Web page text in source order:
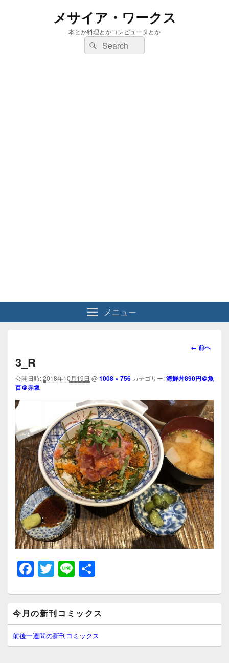
メサイア・ワークス
本とか料理とかコンピュータとか
検
索:
検
索
メニュー
画
ビ
ー
シ
ン
← 前へ
3_R
公開日時:2018年10月19日 @1008 × 756 カテゴリー:海鮮丼890円＠魚
百＠赤坂
F
a
c
e
b
o
T
wi
tt
er
Li
n
e
イ
ン
サ
イ
今月の新刊コミックス
前後一週間の新刊コミックス